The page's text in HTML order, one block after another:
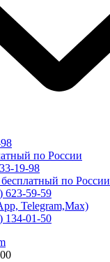
по России
19-98
по России
623-59-59
Telegram,Max)
134-01-50